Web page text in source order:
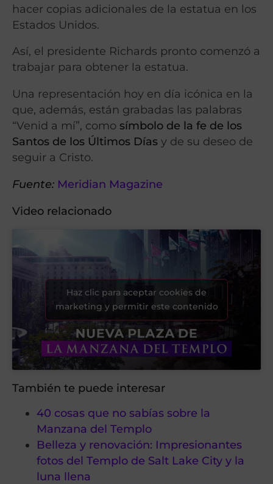
hacer copias adicionales de la estatua en los
Estados Unidos.
Así, el presidente Richards pronto comenzó a
trabajar para obtener la estatua.
Una representación hoy en día icónica en la
que, además, están grabadas las palabras
“Venid a mí”, como símbolo de la fe de los
Santos de los Últimos Días y de su deseo de
seguir a Cristo.
Fuente: Meridian Magazine
Video relacionado
Haz clic para aceptar cookies de
marketing y permitir este contenido
También te puede interesar
40 cosas que no sabías sobre la
Manzana del Templo
Belleza y renovación: Impresionantes
fotos del Templo de Salt Lake City y la
luna llena